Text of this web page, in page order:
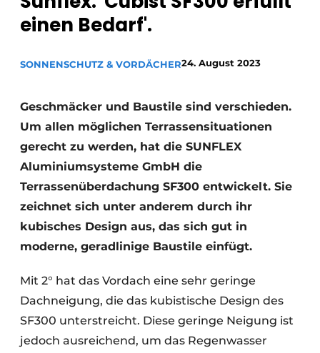
einen Bedarf'.
SONNENSCHUTZ & VORDÄCHER24. August 2023
Geschmäcker und Baustile sind verschieden.
Um allen möglichen Terrassensituationen
gerecht zu werden, hat die SUNFLEX
Aluminiumsysteme GmbH die
Terrassenüberdachung SF300 entwickelt. Sie
zeichnet sich unter anderem durch ihr
kubisches Design aus, das sich gut in
moderne, geradlinige Baustile einfügt.
Mit 2° hat das Vordach eine sehr geringe
Dachneigung, die das kubistische Design des
SF300 unterstreicht. Diese geringe Neigung ist
jedoch ausreichend, um das Regenwasser